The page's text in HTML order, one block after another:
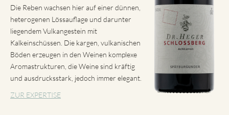
Die Reben wachsen hier auf einer dünnen,
heterogenen Lössauflage und darunter
liegendem Vulkangestein mit
Kalkeinschüssen. Die kargen, vulkanischen
Böden erzeugen in den Weinen komplexe
Aromastrukturen, die Weine sind kräftig
und ausdrucksstark, jedoch immer elegant.
ZUR EXPERTISE